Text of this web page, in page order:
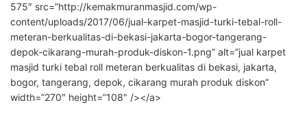
575″ src=”http://kemakmuranmasjid.com/wp-
content/uploads/2017/06/jual-karpet-masjid-turki-tebal-roll-
meteran-berkualitas-di-bekasi-jakarta-bogor-tangerang-
depok-cikarang-murah-produk-diskon-1.png” alt=”jual karpet
masjid turki tebal roll meteran berkualitas di bekasi, jakarta,
bogor, tangerang, depok, cikarang murah produk diskon”
width=”270″ height=”108″ /></a>